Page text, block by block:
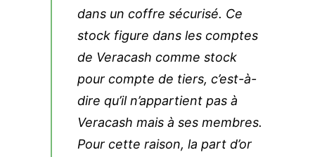
dans un coffre sécurisé. Ce
stock figure dans les comptes
de Veracash comme stock
pour compte de tiers, c’est-à-
dire qu’il n’appartient pas à
Veracash mais à ses membres.
Pour cette raison, la part d’or